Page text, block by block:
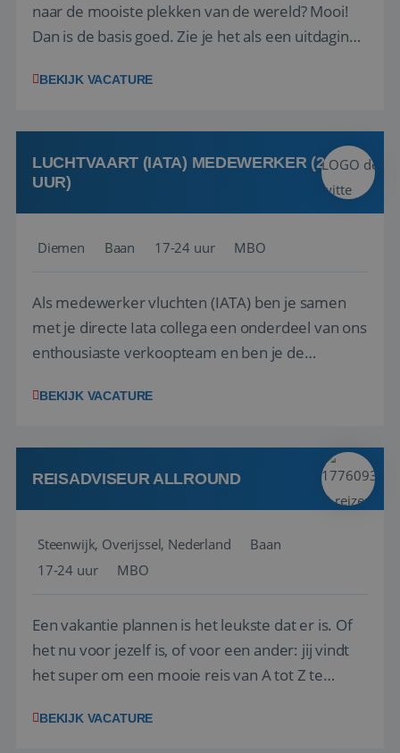
naar de mooiste plekken van de wereld? Mooi!
Dan is de basis goed. Zie je het als een uitdaging
het samenstellen en boeken van de perfecte
deze onderdelen zijn nu samen gevoegd...
BEKIJK VACATURE
LUCHTVAART (IATA) MEDEWERKER (24-32
UUR)
Diemen Baan 17-24 uur MBO
Als medewerker vluchten (IATA) ben je samen
met je directe Iata collega een onderdeel van ons
enthousiaste verkoopteam en ben je de
en tarieven waar je collega’s niet uitkomen.
kwaliteitsbewaking van alles wat met IATA te m...
BEKIJK VACATURE
REISADVISEUR ALLROUND
Steenwijk, Overijssel, Nederland
Baan
17-24 uur
MBO
Een vakantie plannen is het leukste dat er is. Of
het nu voor jezelf is, of voor een ander: jij vindt
het super om een mooie reis van A tot Z te
vakantiegangers de meest prachtige plekjes op
BEKIJK VACATURE